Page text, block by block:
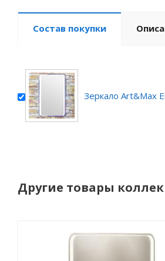
Состав покупки
Зеркало Art&Max
Другие товары